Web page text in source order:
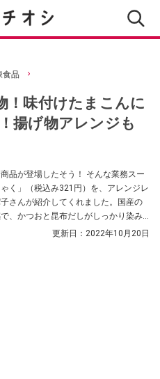
食品
！味付けたまこんに
揚げ物アレンジも
品が登場したそう！ そんな業務スー
く」（税込み321円）を、アレンジレ
さんが紹介してくれました。国産の
、かつおと昆布だしがしっかり染み
更新日： 2022年10月20日